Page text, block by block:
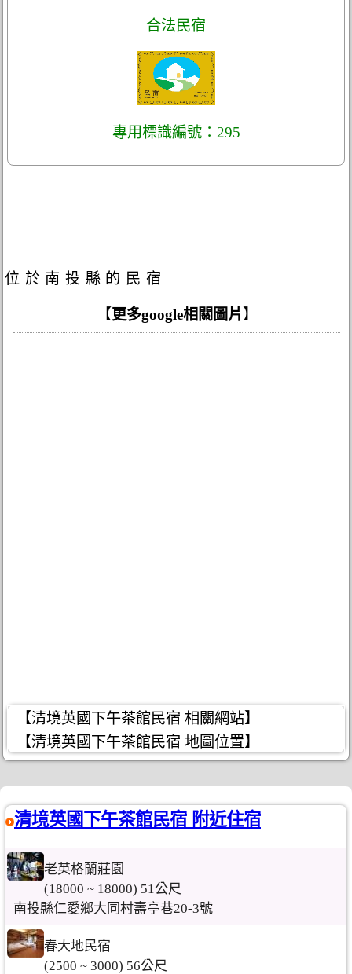
合法民宿
專用標識編號：295
位於南投縣的民宿
【 更多google相關圖片 】
【清境英國下午茶館民宿 相關網站】
【清境英國下午茶館民宿 地圖位置】
清境英國下午茶館民宿 附近住宿
老英格蘭莊園
(18000 ~ 18000) 51公尺
南投縣仁愛鄉大同村壽亭巷20-3號
春大地民宿
(2500 ~ 3000) 56公尺